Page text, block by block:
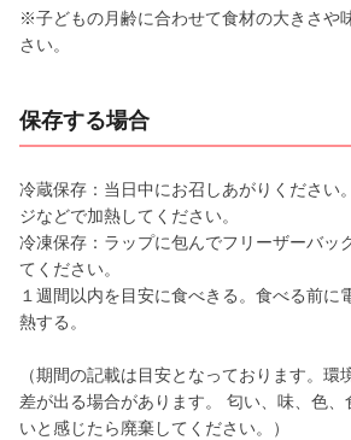
※子どもの月齢に合わせて食材の大きさや
さい。
保存する場合
冷蔵保存：当日中にお召しあがりください
ジなどで加熱してください。
冷凍保存：ラップに包んでフリーザーバッ
てください。
１週間以内を目安に食べきる。食べる前に
熱する。
（期間の記載は目安となっております。環
差が出る場合があります。 匂い、味、色、
いと感じたら廃棄してください。）